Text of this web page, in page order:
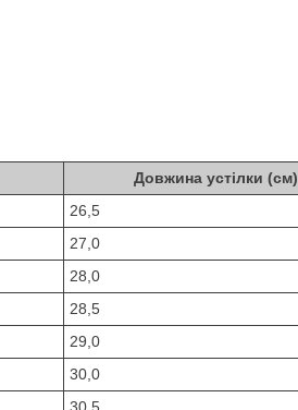
Довжина устілки (см)
26,5
27,0
28,0
28,5
29,0
30,0